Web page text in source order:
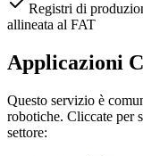
Registri di
allineata al FAT
Applicazioni
Questo servizio è
robotiche. Cliccate per
settore: